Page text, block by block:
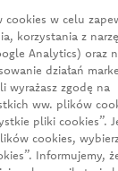
cookies w celu
korzystania z
Analytics) oraz
działań
wyrażasz zgodę na
ww. plików
pliki cookies”.
cookies,
Informujemy,